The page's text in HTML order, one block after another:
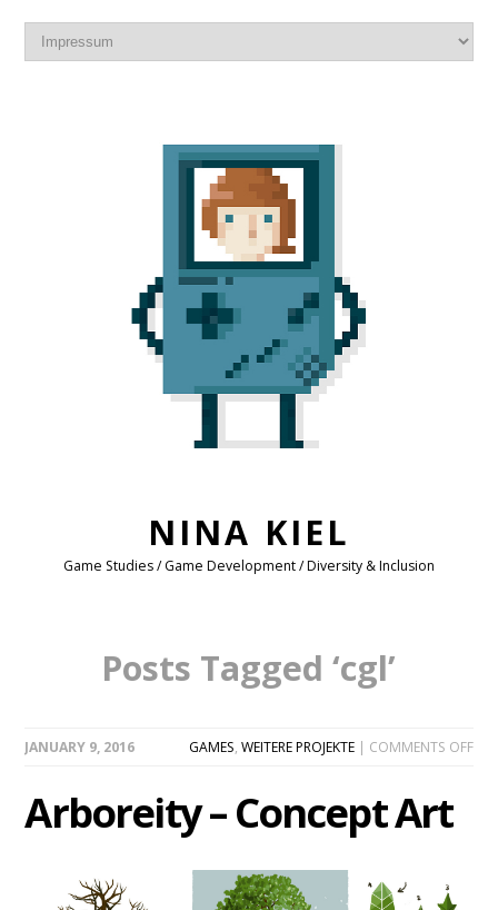
NINA KIEL
Game Studies / Game Development / Diversity & Inclusion
Posts Tagged ‘cgl’
JANUARY 9, 2016 GAMES, WEITERE PROJEKTE| COMMENTS OFFON
Arboreity – Concept Art